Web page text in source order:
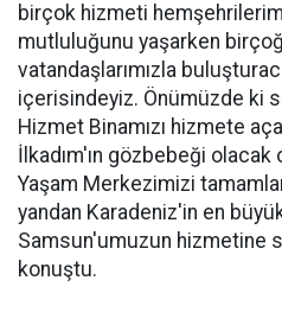
birçok hizmeti
mutluluğunu yaşarken
vatandaşlarımızla
içerisindeyiz. Önümüzde ki
Hizmet Binamızı hizmete
İlkadım'ın gözbebeği olacak
Yaşam Merkezimizi
yandan Karadeniz'in en
Samsun'umuzun hizmetine
konuştu.